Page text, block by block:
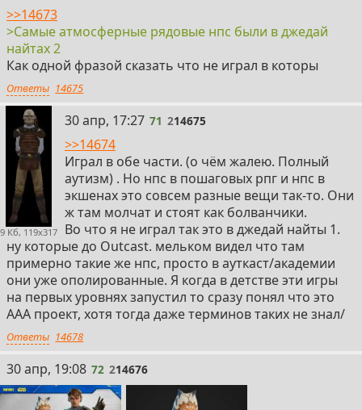
>>14673
>Самые атмосферные рядовые нпс были в джедай
найтах 2
Как одной фразой сказать что не играл в которы
Ответы 14675
9 Кб, 119x317
71
30 апр, 17:27 71 214675
>>14674
Играл в обе части. (о чём жалею. Полный
аутизм) . Но нпс в пошаговых рпг и нпс в
экшенах это совсем разные вещи так-то. Они
ж там молчат и стоят как болванчики.
Во что я не играл так это в джедай найты 1.
ну которые до Outcast. мельком видел что там
примерно такие же нпс, просто в ауткаст/академии
они уже ополированные. Я когда в детстве эти игры
на первых уровнях запустил то сразу понял что это
ААА проект, хотя тогда даже терминов таких не знал/
Ответы 14678
72
30 апр, 19:08 72 214676